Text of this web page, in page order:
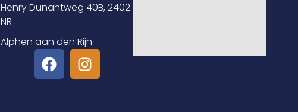
Henry Dunantweg 40B, 2402
NR
Alphen aan den Rijn